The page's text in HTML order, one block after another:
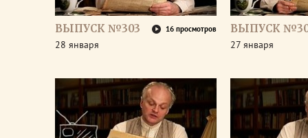
ВЫПУСК №303 16 просмотров
28 января
ВЫПУСК
27 января